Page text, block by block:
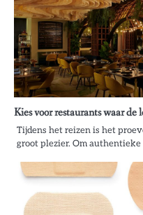
Kies voor restaurants waar
Tijdens het reizen is het
groot plezier. Om